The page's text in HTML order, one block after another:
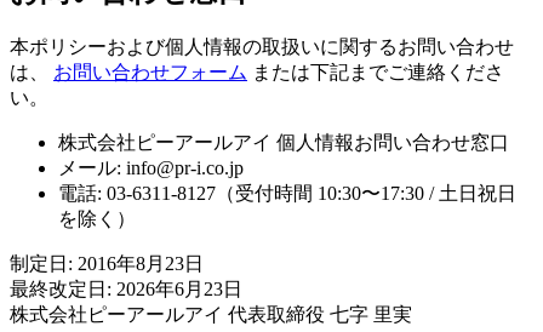
本ポリシーおよび個人情報の取扱いに関するお問い合わせ
は、 お問い合わせフォーム または下記までご連絡くださ
い。
株式会社ピーアールアイ 個人情報お問い合わせ窓口
メール: info@pr-i.co.jp
電話: 03-6311-8127（受付時間 10:30〜17:30 / 土日祝日
を除く）
制定日: 2016年8月23日
最終改定日: 2026年6月23日
株式会社ピーアールアイ 代表取締役 七字 里実